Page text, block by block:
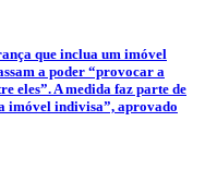
que inclua um imóvel
a poder “provocar a
eles”. A medida faz parte de
imóvel indivisa”, aprovado